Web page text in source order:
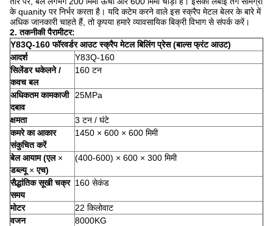
के quanity पर निर्भर करता है। यदि कटेम करने वाले इस स्क्रैप मेटल बेलर के बारे में
अधिक जानकारी चाहते हैं, तो कृपया हमारे व्यावसायिक बिक्री विभाग से संपर्क करें।
2. तकनीकी पैरामीटर:
Y83Q-160 फॉरवर्डर आउट स्क्रैप मेटल बिलिंग प्रेस (बाल्स फ्रंट आउट)
आदर्श
Y83Q-160
सिलेंडर धकेलने /
कवच बल
160 टन
अधिकतम कामकाजी
दबाव
25MPa
क्षमता
3 टन / घंटे
कमरे का आकार
संकुचित करें
1450 × 600 × 600 मिमी
बेल आयाम (एल×
डब्ल्यू×एच)
(400-600) × 600 × 300 मिमी
सैद्धांतिक सूखी चक्र
समय
160 सेकंड
मोटर
22 किलोवाट
वजन
8000KG